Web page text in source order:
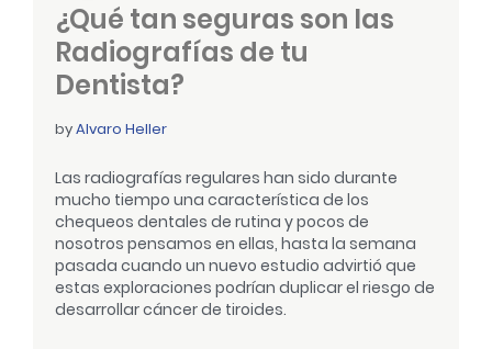
¿Qué tan seguras son las
Radiografías de tu
Dentista?
byAlvaro Heller
Las radiografías regulares han sido durante
mucho tiempo una característica de los
chequeos dentales de rutina y pocos de
nosotros pensamos en ellas, hasta la semana
pasada cuando un nuevo estudio advirtió que
estas exploraciones podrían duplicar el riesgo de
desarrollar cáncer de tiroides.